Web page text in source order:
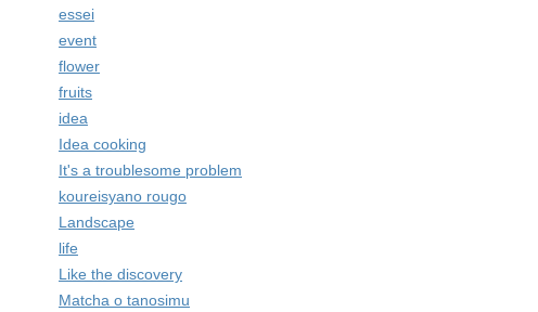
essei
event
flower
fruits
idea
Idea cooking
It's a troublesome problem
koureisyano rougo
Landscape
life
Like the discovery
Matcha o tanosimu